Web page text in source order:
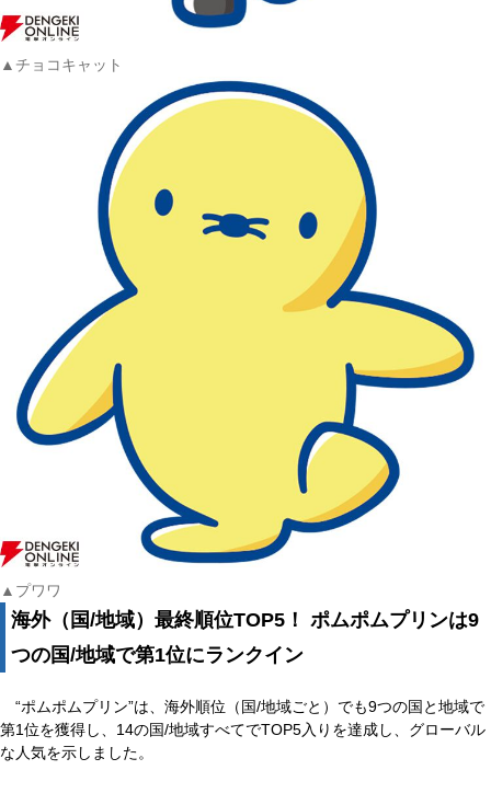
▲チョコキャット
▲プワワ
海外（国/地域）最終順位TOP5！ ポムポムプリンは9
つの国/地域で第1位にランクイン
“ポムポムプリン”は、海外順位（国/地域ごと）でも9つの国と地域で
第1位を獲得し、14の国/地域すべてでTOP5入りを達成し、グローバル
な人気を示しました。